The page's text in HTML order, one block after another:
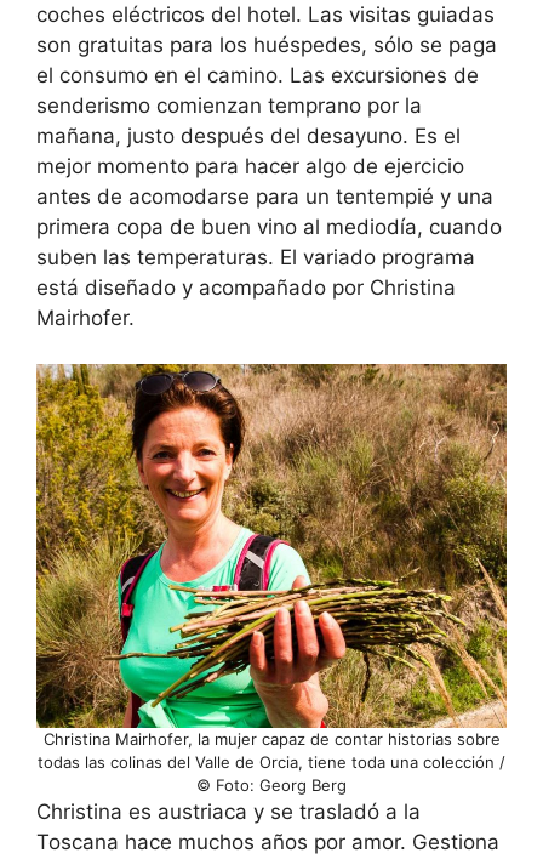
coches eléctricos del hotel. Las visitas guiadas
son gratuitas para los huéspedes, sólo se paga
el consumo en el camino. Las excursiones de
senderismo comienzan temprano por la
mañana, justo después del desayuno. Es el
mejor momento para hacer algo de ejercicio
antes de acomodarse para un tentempié y una
primera copa de buen vino al mediodía, cuando
suben las temperaturas. El variado programa
está diseñado y acompañado por Christina
Mairhofer.
Christina Mairhofer, la mujer capaz de contar historias sobre
todas las colinas del Valle de Orcia, tiene toda una colección /
© Foto: Georg Berg
Christina es austriaca y se trasladó a la
Toscana hace muchos años por amor. Gestiona